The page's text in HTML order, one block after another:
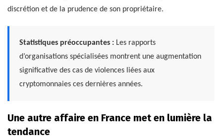
discrétion et de la prudence de son propriétaire.
Statistiques préoccupantes : Les rapports
d’organisations spécialisées montrent une augmentation
significative des cas de violences liées aux
cryptomonnaies ces dernières années.
Une autre affaire en France met en lumière la
tendance